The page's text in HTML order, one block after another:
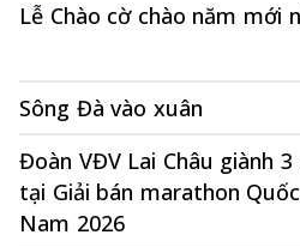
Lễ Chào cờ chào năm mới
Sông Đà vào xuân
Đoàn VĐV Lai Châu giành
tại Giải bán marathon
Nam 2026